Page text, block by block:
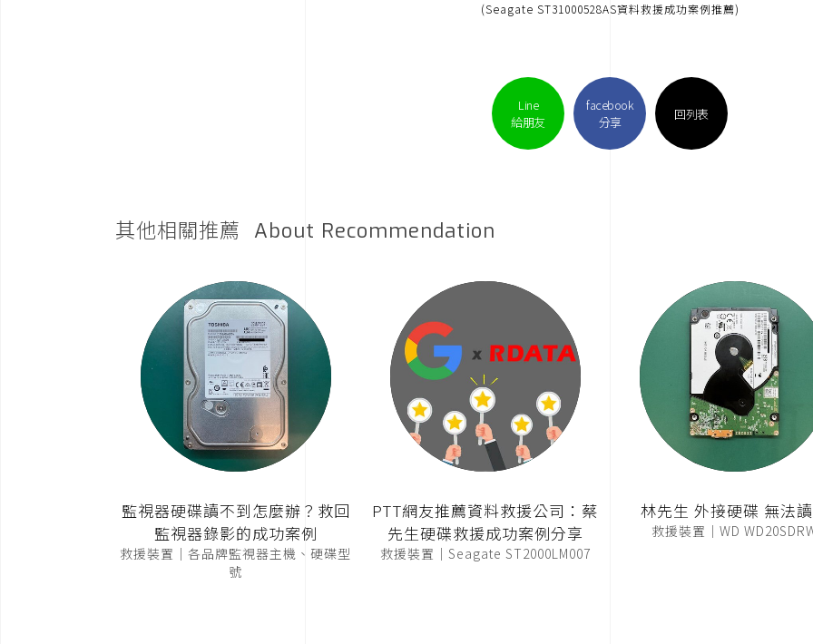
(Seagate ST31000528AS資料救援成功案例推薦)
Line
給朋友
facebook
分享
回列表
其他相關推薦 About Recommendation
監視器硬碟讀不到怎麼辦？救回
監視器錄影的成功案例
救援裝置｜各品牌監視器主機、硬碟型
號
PTT網友推薦資料救援公司：蔡
先生硬碟救援成功案例分享
救援裝置｜Seagate ST2000LM007
林先生 外接硬碟 無法
救援裝置｜WD